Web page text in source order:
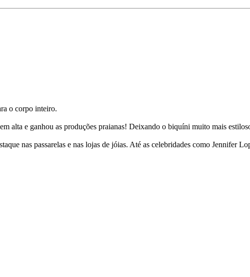
o corpo inteiro.
alta e ganhou as produções praianas! Deixando o biquíni muito mais
nas passarelas e nas lojas de jóias. Até as celebridades como Jennifer